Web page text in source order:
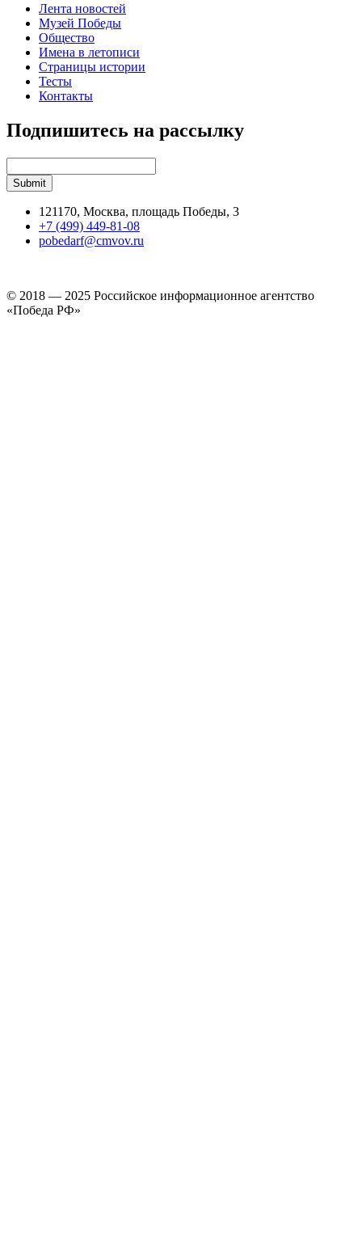
Лента новостей
Музей Победы
Общество
Имена в летописи
Страницы истории
Тесты
Контакты
Подпишитесь на рассылку
121170, Москва, площадь Победы, 3
+7 (499) 449-81-08
pobedarf@cmvov.ru
© 2018 — 2025 Российское информационное агентство
«Победа РФ»